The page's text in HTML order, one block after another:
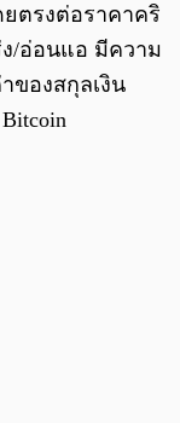
ตรงต่อราคาคริ
/อ่อนแอ มีความ
ของสกุลเงิน